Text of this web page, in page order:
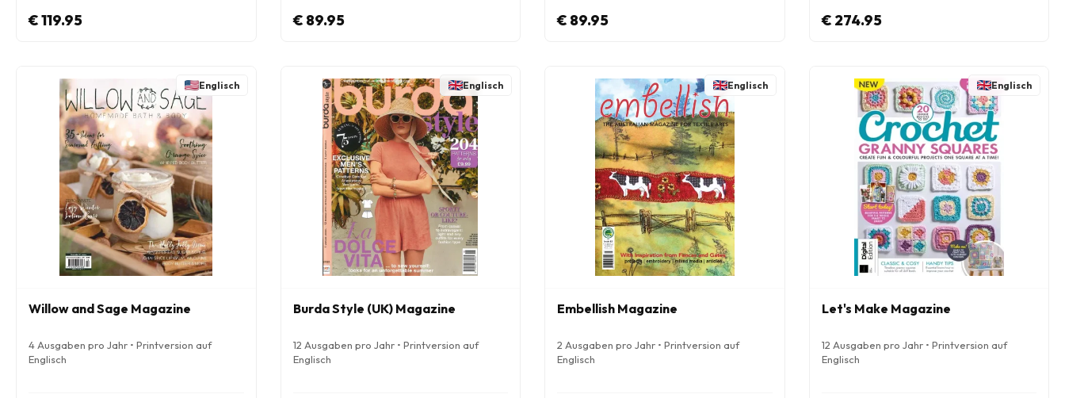
€ 119.95 € 89.95 € 89.95 € 274.95
Englisch
Willow and Sage Magazine
4 Ausgaben pro Jahr • Printversion auf
Englisch
Englisch
Burda Style (UK) Magazine
12 Ausgaben pro Jahr • Printversion auf
Englisch
Englisch
Embellish Magazine
2 Ausgaben pro Jahr • Printversion auf
Englisch
Englisch
Let's Make Magazine
12 Ausgaben pro Jahr • Printversion auf
Englisch